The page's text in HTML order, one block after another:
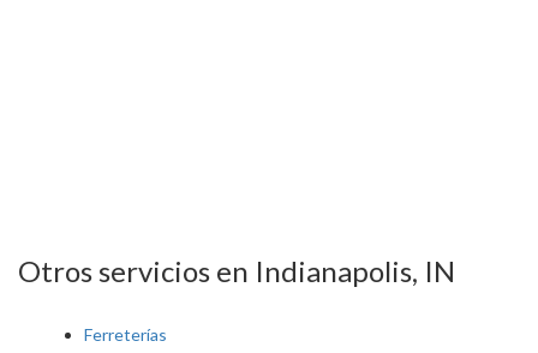
Otros servicios en Indianapolis, IN
Ferreterías